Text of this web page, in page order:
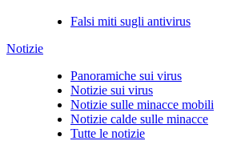
Falsi miti sugli antivirus
Notizie
Panoramiche sui virus
Notizie sui virus
Notizie sulle minacce mobili
Notizie calde sulle minacce
Tutte le notizie